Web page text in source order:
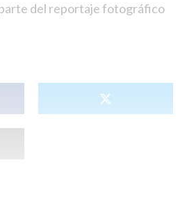
del reportaje fotográfico